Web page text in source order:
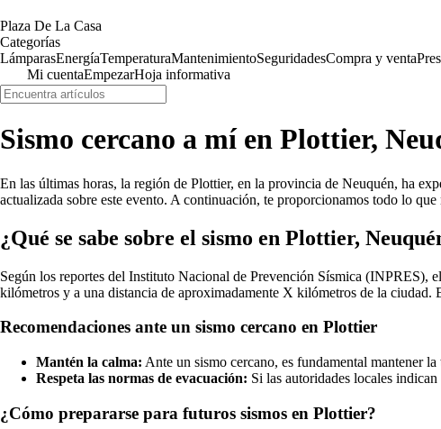
Plaza De La Casa
Categorías
LámparasEnergíaTemperaturaMantenimientoSeguridadesCompra y venta
Mi cuentaEmpezarHoja informativa
Sismo cercano a mí en Plottier,
En las últimas horas, la región de Plottier, en la provincia de Neuquén, ha
actualizada sobre este evento. A continuación, te proporcionamos todo lo
¿Qué se sabe sobre el sismo en Plottier,
Según los reportes del Instituto Nacional de Prevención Sísmica (INPRES),
kilómetros y a una distancia de aproximadamente X kilómetros de la
Recomendaciones ante un sismo cercano en Plottier
Mantén la calma: Ante un sismo cercano, es fundamental mantener
Respeta las normas de evacuación: Si las autoridades locales
¿Cómo prepararse para futuros sismos en Plottier?